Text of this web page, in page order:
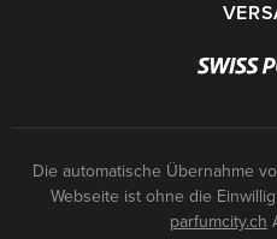
Die automatische Übernahme
Webseite ist ohne die
parfumcity.ch